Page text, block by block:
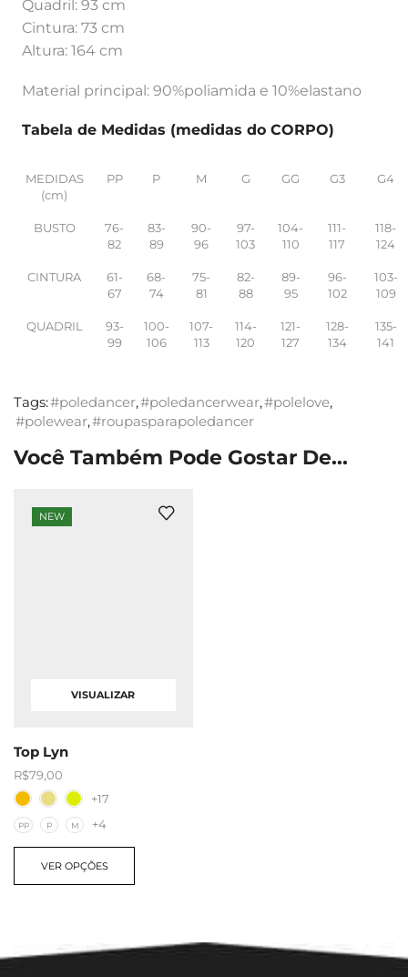
Quadril: 93 cm
Cintura: 73 cm
Altura: 164 cm
Material principal: 90%poliamida e 10%elastano
Tabela de Medidas (medidas do CORPO)
MEDIDAS
(cm)
PP P M G GG G3 G4
BUSTO
76-
82
83-
89
90-
96
97-
103
104-
110
111-
117
118-
124
CINTURA
61-
67
68-
74
75-
81
82-
88
89-
95
96-
102
103-
109
QUADRIL
93-
99
100-
106
107-
113
114-
120
121-
127
128-
134
135-
141
Tags:#poledancer,#poledancerwear,#polelove,
#polewear,#roupasparapoledancer
Você Também Pode Gostar De...
NEW
VISUALIZAR
Top Lyn
R$79,00
+17
PP P M +4
VER OPÇÕES